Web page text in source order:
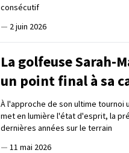
consécutif
— 2 juin 2026
La golfeuse Sarah-
un point final à sa
À l'approche de son ultime tournoi
met en lumière l'état d'esprit, la
dernières années sur le terrain
— 11 mai 2026